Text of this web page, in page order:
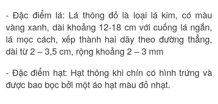
- Đặc điểm lá: Lá thông đỏ là loại lá kim, có màu
vàng xanh, dài khoảng 12-18 cm với cuống lá ngắn,
lá mọc cách, xếp thành hai dãy theo đường thẳng,
dài từ 2 – 3,5 cm, rộng khoảng 2 – 3 mm
- Đặc điểm hạt: Hạt thông khi chín có hình trứng và
được bao bọc bởi một áo hạt màu đỏ nhạt.